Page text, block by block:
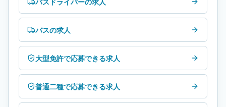
バスの求人
大型免許で応募できる求人
普通二種で応募できる求人